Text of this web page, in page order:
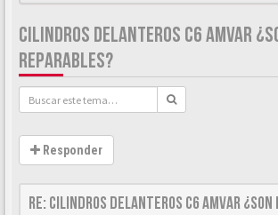
CILINDROS DELANTEROS C6 AMVAR
REPARABLES?
Responder
Re: CILINDROS DELANTEROS C6 AMVAR ¿SON